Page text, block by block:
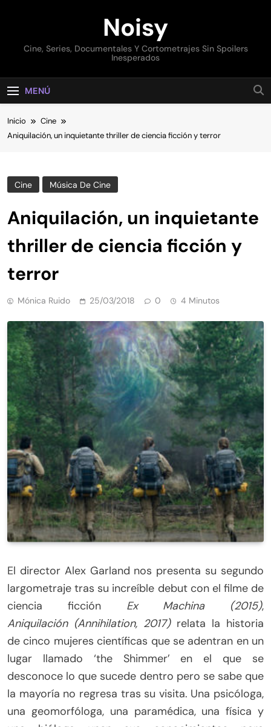
Noisy
Cine, Series, Documentales Y Cortometrajes Sin Spoilers
Inesperados
MENÚ
Inicio
Cine
Aniquilación, un inquietante thriller de ciencia ficción y terror
Cine Música De Cine
Aniquilación, un inquietante
thriller de ciencia ficción y
terror
Mónica Ruido 25/03/2018 0 4 Minutos
El director Alex Garland nos presenta su segundo
largometraje tras su increíble debut con el filme de
ciencia ficción Ex Machina (2015),
Aniquilación(Annihilation, 2017)relata la historia
de cinco mujeres científicas que se adentran en un
lugar llamado ‘the Shimmer’ en el que se
desconoce lo que sucede dentro pero se sabe que
la mayoría no regresa tras su visita. Una psicóloga,
una geomorfóloga, una paramédica, una física y